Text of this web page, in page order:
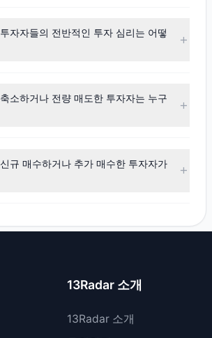
Cliff Asness($1.59억) 등이 있습니다. 최신
면, 총 12명의 투자 대가가 이 주식을 보유
자자들의 전반적인 투자 심리는 어떻
습니다. 해당 분기 동안 $2,056.07만의 자
며, 3명의 투자 대가가 비중을 확대했고, 7
소하거나 전량 매도한 투자자는 누구
전량 매도했습니다. 총 매도 금액은 약
.
규 매수하거나 추가 매수한 투자자가
존 보유량을 늘렸습니다. 총 매수 금액은 약
13Radar 소개
13Radar 소개